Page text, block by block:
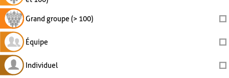
Grand groupe (> 100)
Équipe
Individuel